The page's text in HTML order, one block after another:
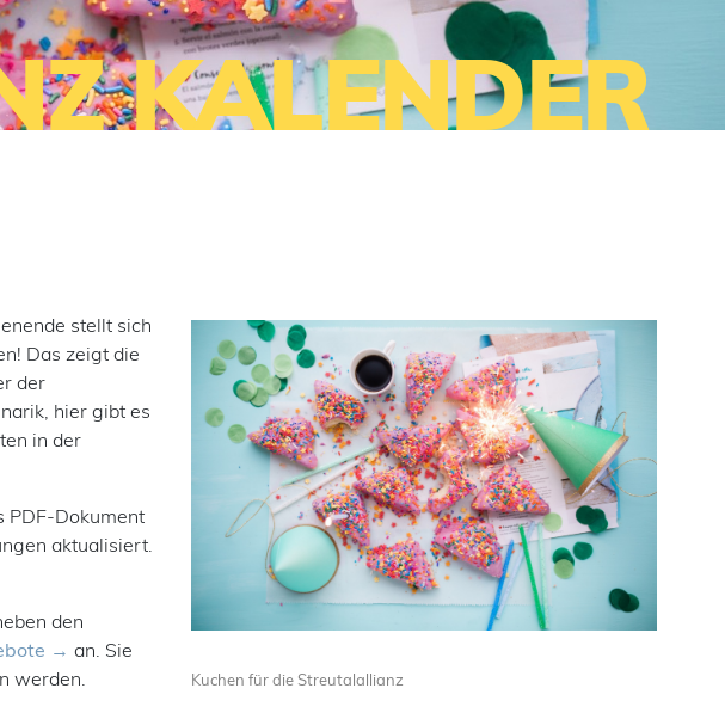
KALENDER
stellt sich
Das zeigt die
der
hier gibt es
in der
PDF-Dokument
aktualisiert.
den
an. Sie
werden.
Kuchen für die Streutalallianz